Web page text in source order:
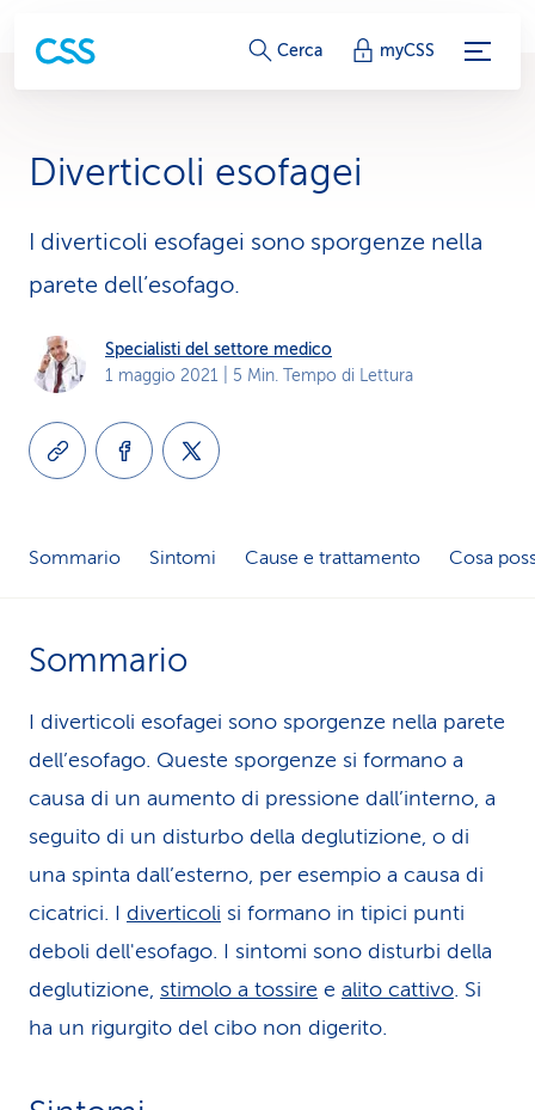
c
e
a
m
i
s
e
r
v
i
z
i
o
Cerca myCSS
Diverticoli esofagei
I diverticoli esofagei sono sporgenze nella
parete dell’esofago.
Specialisti del settore medico
1 maggio 2021 | 5 Min. Tempo di Lettura
Sommario Sintomi Cause e trattamento Cosa
Sommario
I diverticoli esofagei sono sporgenze nella parete
dell’esofago. Queste sporgenze si formano a
causa di un aumento di pressione dall’interno, a
seguito di un disturbo della deglutizione, o di
una spinta dall’esterno, per esempio a causa di
cicatrici. I diverticoli si formano in tipici punti
deboli dell'esofago. I sintomi sono disturbi della
deglutizione, stimolo a tossire e alito cattivo. Si
ha un rigurgito del cibo non digerito.